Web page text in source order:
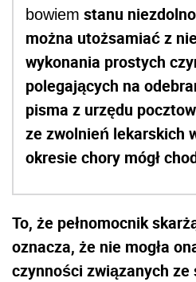
bowiem stanu
można utożsamiać z
wykonania prostych
polegających na
pisma z urzędu
ze zwolnień lekarskich
okresie chory mógł
To, że pełnomocnik
oznacza, że nie mogła
czynności związanych